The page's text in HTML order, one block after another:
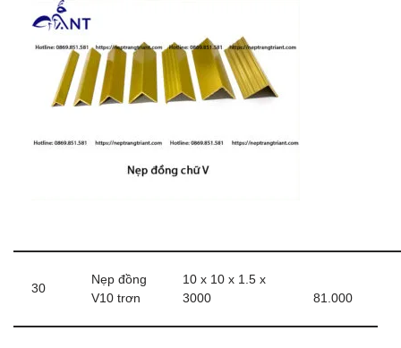
30
Nẹp đồng
V10 trơn
10 x 10 x 1.5 x
3000
81.000